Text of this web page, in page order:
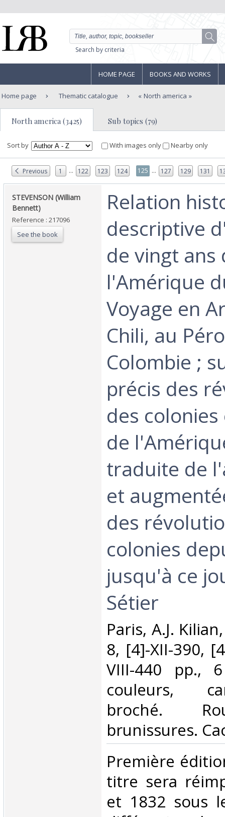
Search by criteria
HOME PAGE BOOKS AND WORKS
Home page Thematic catalogue North america
North america (3425) Sub topics (79)
Sort by With images only Nearby only
Previous 1 ... 122 123 124 125 ... 127 129 131
‎STEVENSON (William
Bennett)‎
Reference : 217096
See the book
‎Relation
descriptive
de vingt ans
l'Amérique
Voyage en
Chili, au
Colombie ;
précis des
des
de
traduite de
et
des
colonies
jusqu'à ce
Sétier‎
‎Paris, A.J.
8, [4]-XII-390,
VIII-440 pp.,
couleurs,
broché.
brunissures.
‎Première
titre sera
et 1832 sous